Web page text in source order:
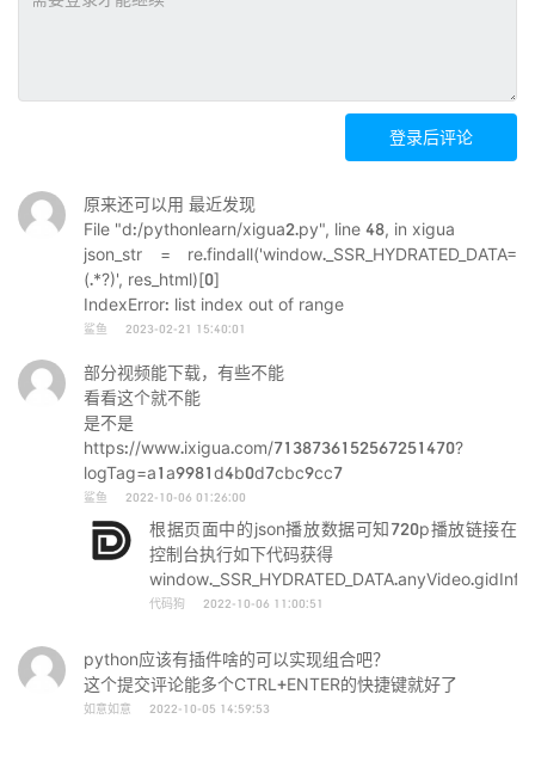
登录后评论
原来还可以用 最近发现
File "d:/pythonlearn/xigua2.py", line 48, in xigua
json_str = re.findall('window._SSR_HYDRATED_DATA=
(.*?)', res_html)[0]
IndexError: list index out of range
鲨鱼 2023-02-21 15:40:01
部分视频能下载，有些不能
看看这个就不能
是不是
https://www.ixigua.com/7138736152567251470?
logTag=a1a9981d4b0d7cbc9cc7
鲨鱼 2022-10-06 01:26:00
根据页面中的json播放数据可知720p播放链接在
控制台执行如下代码获得
代码狗 2022-10-06 11:00:51
python应该有插件啥的可以实现组合吧？
这个提交评论能多个CTRL+ENTER的快捷键就好了
如意如意 2022-10-05 14:59:53